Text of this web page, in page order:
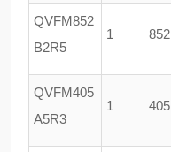
QVFM852
B2R5
1 852
QVFM405
A5R3
1 405